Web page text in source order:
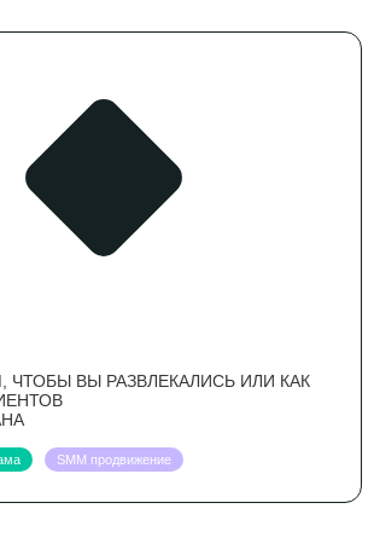
ЧТОБЫ ВЫ РАЗВЛЕКАЛИСЬ ИЛИ КАК
SMM продвижение